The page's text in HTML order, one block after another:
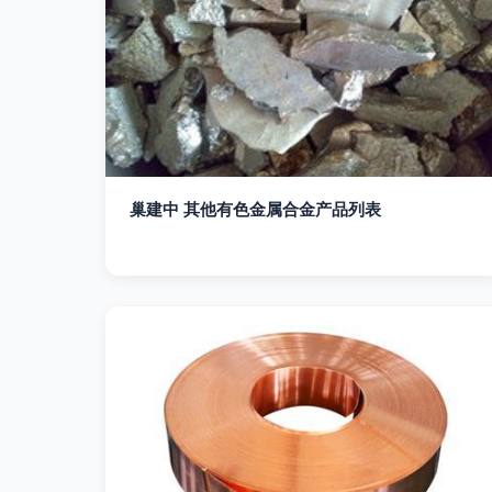
巢建中 其他有色金属合金产品列表